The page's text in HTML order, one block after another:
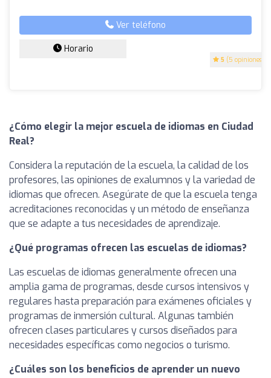
5 (5 opiniones)
Ver teléfono
Horario
¿Cómo elegir la mejor escuela de idiomas en Ciudad
Real?
Considera la reputación de la escuela, la calidad de los
profesores, las opiniones de exalumnos y la variedad de
idiomas que ofrecen. Asegúrate de que la escuela tenga
acreditaciones reconocidas y un método de enseñanza
que se adapte a tus necesidades de aprendizaje.
¿Qué programas ofrecen las escuelas de idiomas?
Las escuelas de idiomas generalmente ofrecen una
amplia gama de programas, desde cursos intensivos y
regulares hasta preparación para exámenes oficiales y
programas de inmersión cultural. Algunas también
ofrecen clases particulares y cursos diseñados para
necesidades específicas como negocios o turismo.
¿Cuáles son los beneficios de aprender un nuevo